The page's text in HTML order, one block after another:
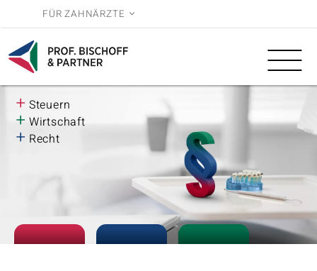
FÜR ZAHNÄRZTE
Leistungen
Wissen
Über uns
Karriere
BWL
+ Steuern
+ Wirtschaft
+ Recht